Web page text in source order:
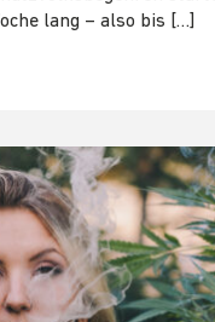
lang – also bis […]